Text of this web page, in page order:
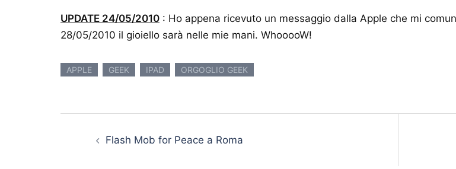
UPDATE 24/05/2010 : Ho appena ricevuto un messaggio dalla Apple che mi
28/05/2010 il gioiello sarà nelle mie mani. WhooooW!
APPLE GEEK IPAD ORGOGLIO GEEK
Flash Mob for Peace a Roma